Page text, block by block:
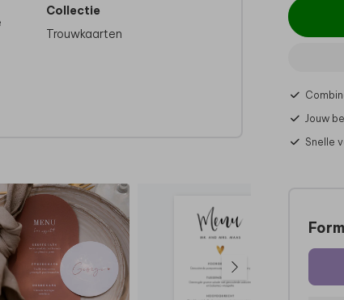
Collectie
Trouwkaarten
Jouw
Snelle